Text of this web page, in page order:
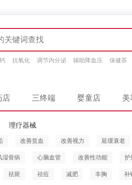
抗氧化 调节内分泌 辅助降血压 保健茶
店 三终端 婴童店 美
理疗器械
改善贫血 改善视力 延缓衰老
湿骨病 心脑血管 改善性功能 护
祛斑 祛痘 减肥 丰胸 补